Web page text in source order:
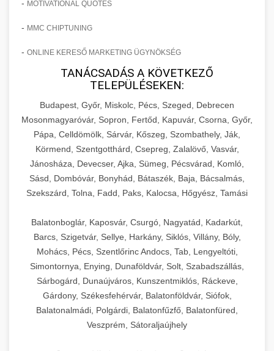
- MOTIVATIONAL QUOTES
- MMC CHIPTUNING
- ONLINE KERESŐ MARKETING ÜGYNÖKSÉG
TANÁCSADÁS A KÖVETKEZŐ
TELEPÜLÉSEKEN:
Budapest, Győr, Miskolc, Pécs, Szeged, Debrecen
Mosonmagyaróvár, Sopron, Fertőd, Kapuvár, Csorna, Győr,
Pápa, Celldömölk, Sárvár, Kőszeg, Szombathely, Ják,
Körmend, Szentgotthárd, Csepreg, Zalalövő, Vasvár,
Jánosháza, Devecser, Ajka, Sümeg, Pécsvárad, Komló,
Sásd, Dombóvár, Bonyhád, Bátaszék, Baja, Bácsalmás,
Szekszárd, Tolna, Fadd, Paks, Kalocsa, Hőgyész, Tamási
Balatonboglár, Kaposvár, Csurgó, Nagyatád, Kadarkút,
Barcs, Szigetvár, Sellye, Harkány, Siklós, Villány, Bóly,
Mohács, Pécs, Szentlőrinc Andocs, Tab, Lengyeltóti,
Simontornya, Enying, Dunaföldvár, Solt, Szabadszállás,
Sárbogárd, Dunaújváros, Kunszentmiklós, Ráckeve,
Gárdony, Székesfehérvár, Balatonföldvár, Siófok,
Balatonalmádi, Polgárdi, Balatonfűzfő, Balatonfüred,
Veszprém, Sátoraljaújhely